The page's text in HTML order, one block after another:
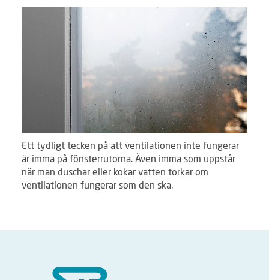
Ett tydligt tecken på att ventilationen inte fungerar
är imma på fönsterrutorna. Även imma som uppstår
när man duschar eller kokar vatten torkar om
ventilationen fungerar som den ska.